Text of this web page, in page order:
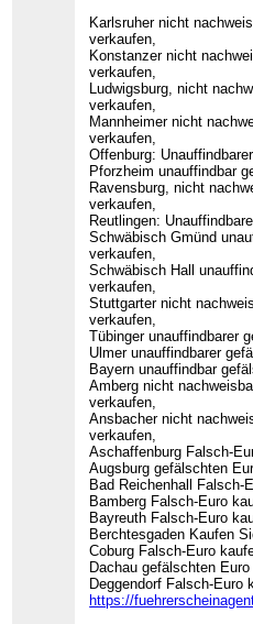
Karlsruher nicht
verkaufen,
Konstanzer nicht
verkaufen,
Ludwigsburg, nicht
verkaufen,
Mannheimer nicht
verkaufen,
Offenburg:
Pforzheim unauffindbar
Ravensburg, nicht
verkaufen,
Reutlingen:
Schwäbisch Gmünd
verkaufen,
Schwäbisch Hall
verkaufen,
Stuttgarter nicht
verkaufen,
Tübinger unauffindbarer
Ulmer unauffindbarer
Bayern unauffindbar
Amberg nicht
verkaufen,
Ansbacher nicht
verkaufen,
Aschaffenburg Falsch-
Augsburg gefälschten
Bad Reichenhall Falsch-
Bamberg Falsch-Euro
Bayreuth Falsch-Euro
Berchtesgaden Kaufen
Coburg Falsch-Euro
Dachau gefälschten
Deggendorf Falsch-Euro
https://